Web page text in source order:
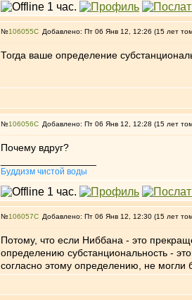
№106055 Добавлено: Пт 06 Янв 12, 12:26 (15 лет
Тогда ваше определение
№106056 Добавлено: Пт 06 Янв 12, 12:28 (15 лет
Почему вдруг?
Буддизм чистой воды
№106057 Добавлено: Пт 06 Янв 12, 12:30 (15 лет
Потому, что если Ниббана - это
определению субстанциональность -
согласно этому определению, не